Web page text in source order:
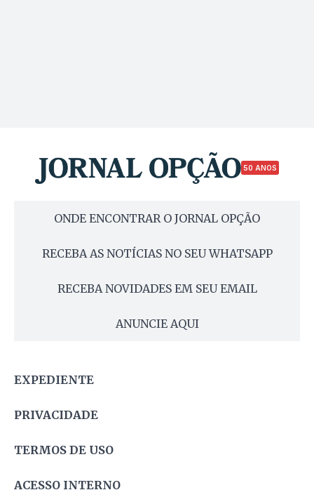
50 ANOS
ONDE ENCONTRAR O JORNAL OPÇÃO
RECEBA AS NOTÍCIAS NO SEU WHATSAPP
RECEBA NOVIDADES EM SEU EMAIL
ANUNCIE AQUI
EXPEDIENTE
PRIVACIDADE
TERMOS DE USO
ACESSO INTERNO